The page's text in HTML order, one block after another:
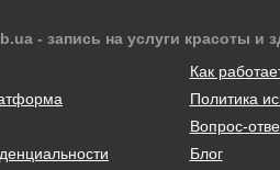
- запись на услуги красоты и
Как
Политика
Вопрос-
Блог